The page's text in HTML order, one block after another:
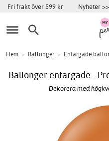
Fri frakt över 599 kr Nyheter >>
Hem > Ballonger > Enfärgade
Ballonger enfärgade -
Dekorera med